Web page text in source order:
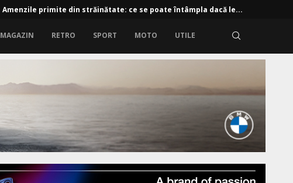
Amenzile primite din străinătate: ce se poate întâmpla dacă le...
MAGAZIN RETRO SPORT MOTO UTILE